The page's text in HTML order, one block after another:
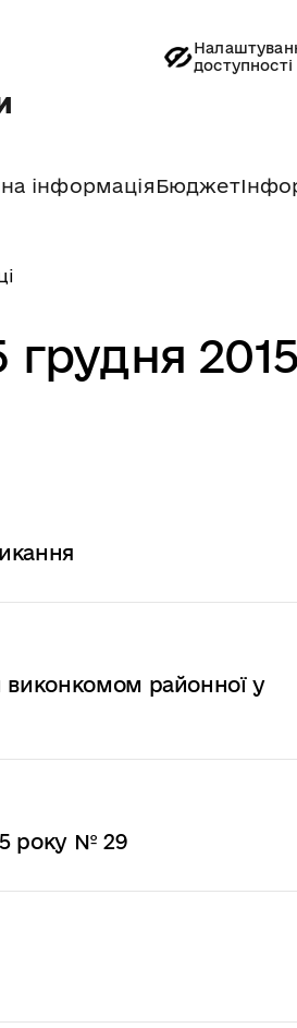
доступності
інформаціяБюджет
грудня 2015
виконкомом районної у
року № 29